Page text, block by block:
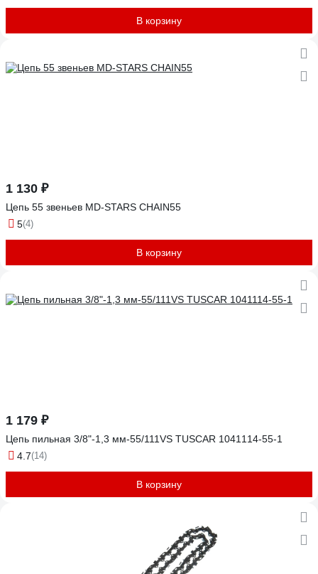
В корзину
1 130 ₽
Цепь 55 звеньев MD-STARS CHAIN55
5(4)
В корзину
1 179 ₽
Цепь пильная 3/8"-1,3 мм-55/111VS TUSCAR 1041114-55-1
4.7(14)
В корзину